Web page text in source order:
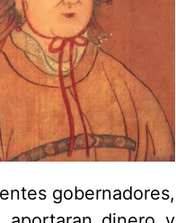
gobernadores,